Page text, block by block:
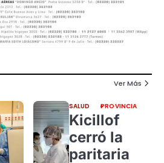
Ver Más
SALUD PROVINCIA
Kicillof
cerró la
paritaria